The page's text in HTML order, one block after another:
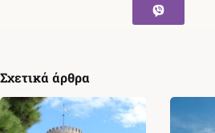
Σχετικά άρθρα